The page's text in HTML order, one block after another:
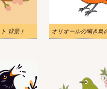
背景 3